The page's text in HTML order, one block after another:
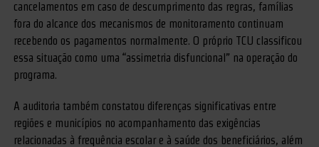
cancelamentos em caso de descumprimento das regras, famílias
fora do alcance dos mecanismos de monitoramento continuam
recebendo os pagamentos normalmente. O próprio TCU classificou
essa situação como uma “assimetria disfuncional” na operação do
programa.
A auditoria também constatou diferenças significativas entre
regiões e municípios no acompanhamento das exigências
relacionadas à frequência escolar e à saúde dos beneficiários, além